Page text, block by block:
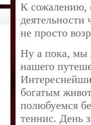
К сожалению,
деятельности
не просто
Ну а пока, мы
нашего
богатым
полюбуемся
теннис. День